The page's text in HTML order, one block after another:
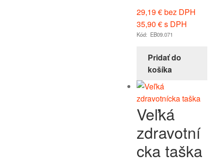
29,19€bez DPH
35,90 €s DPH
Kód: EB09.071
Pridať do
košíka
Veľká
zdravotní
cka taška